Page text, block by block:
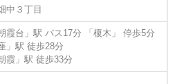
中 ３丁目
霞台 」駅 バス17分 「榎木」 停歩5分
」駅 徒歩28分
霞 」駅 徒歩33分